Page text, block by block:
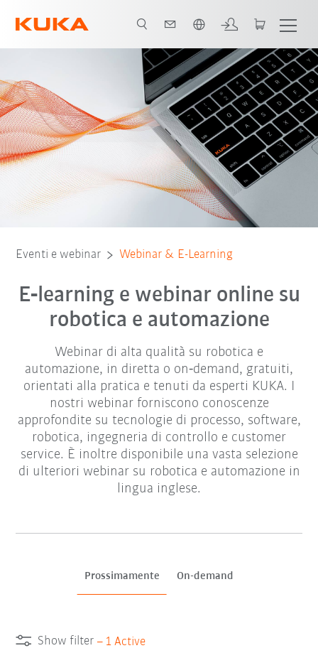
Eventi e webinar Webinar & E-Learning
E‑learning e webinar online su
robotica e automazione
Webinar di alta qualità su robotica e
automazione, in diretta o on‑demand, gratuiti,
orientati alla pratica e tenuti da esperti KUKA. I
nostri webinar forniscono conoscenze
approfondite su tecnologie di processo, software,
robotica, ingegneria di controllo e customer
service. È inoltre disponibile una vasta selezione
di ulteriori webinar su robotica e automazione in
lingua inglese.
Prossimamente On-demand
Show filter – 1 Active